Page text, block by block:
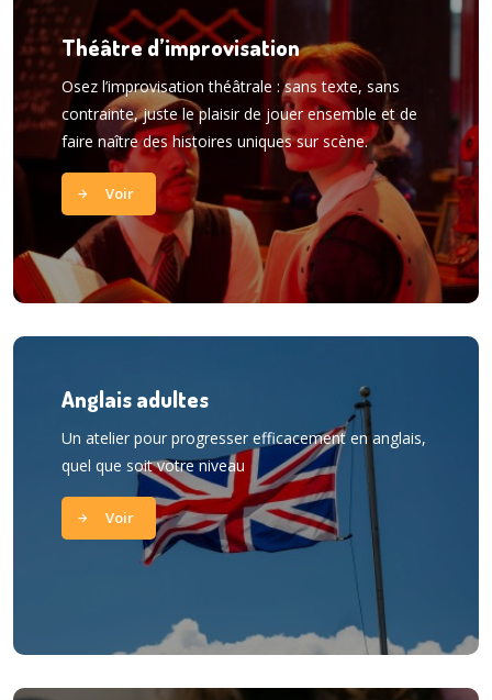
Théâtre d’improvisation
Osez l’improvisation théâtrale : sans texte, sans
contrainte, juste le plaisir de jouer ensemble et de
faire naître des histoires uniques sur scène.
Voir
Anglais adultes
Un atelier pour progresser efficacement en anglais,
quel que soit votre niveau
Voir